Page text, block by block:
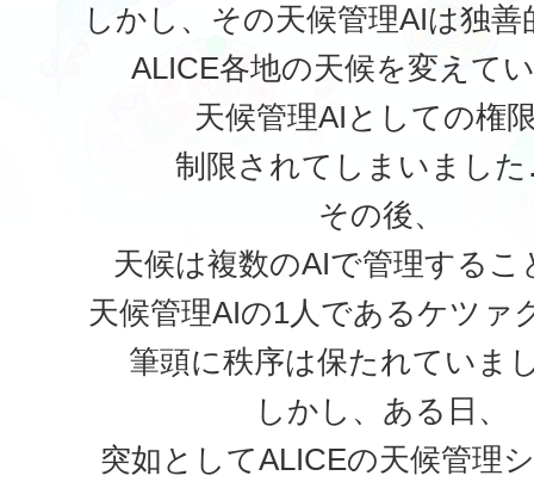
しかし、その天候管理AIは独善
ALICE各地の天候を変えて
天候管理AIとしての権
制限されてしまいまし
その後、
天候は複数のAIで管理するこ
天候管理AIの1人であるケツァ
筆頭に秩序は保たれていま
しかし、ある日、
突如としてALICEの天候管理